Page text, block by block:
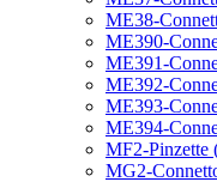
ME38-
ME390-
ME391-
ME392-
ME393-
ME394-
MF2-Pinzette
MG2-